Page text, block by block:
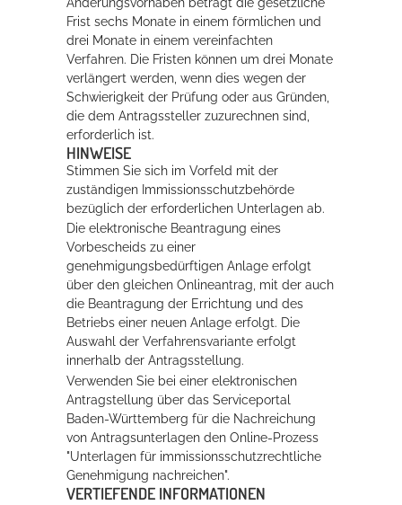
Frist sechs Monate in einem förmlichen und
drei Monate in einem vereinfachten
Verfahren. Die Fristen können um drei Monate
verlängert werden, wenn dies wegen der
Schwierigkeit der Prüfung oder aus Gründen,
die dem Antragssteller zuzurechnen sind,
erforderlich ist.
HINWEISE
Stimmen Sie sich im Vorfeld mit der
zuständigen Immissionsschutzbehörde
bezüglich der erforderlichen Unterlagen ab.
Die elektronische Beantragung eines
Vorbescheids zu einer
genehmigungsbedürftigen Anlage erfolgt
über den gleichen Onlineantrag, mit der auch
die Beantragung der Errichtung und des
Betriebs einer neuen Anlage erfolgt. Die
Auswahl der Verfahrensvariante erfolgt
innerhalb der Antragsstellung.
Verwenden Sie bei einer elektronischen
Antragstellung über das Serviceportal
Baden-Württemberg für die Nachreichung
von Antragsunterlagen den Online-Prozess
"Unterlagen für immissionsschutzrechtliche
Genehmigung nachreichen".
VERTIEFENDE INFORMATIONEN